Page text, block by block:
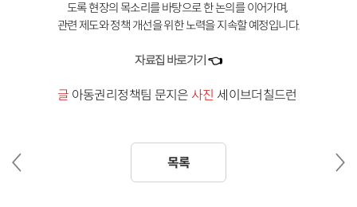
도록 현장의 목소리를 바탕으로 한 논의를 이어가며,
관련 제도와 정책 개선을 위한 노력을 지속할 예정입니다.
자료집 바로가기👈
글 아동권리정책팀 문지은 사진 세이브더칠드런
목록